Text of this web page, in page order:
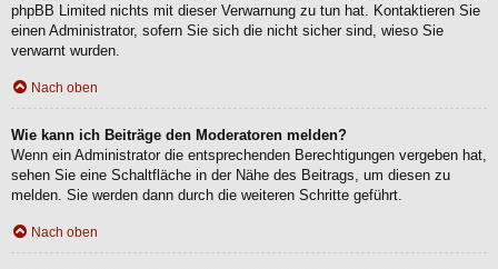
phpBB Limited nichts mit dieser Verwarnung zu tun hat. Kontaktieren Sie
einen Administrator, sofern Sie sich die nicht sicher sind, wieso Sie
verwarnt wurden.
Nach oben
Wie kann ich Beiträge den Moderatoren melden?
Wenn ein Administrator die entsprechenden Berechtigungen vergeben hat,
sehen Sie eine Schaltfläche in der Nähe des Beitrags, um diesen zu
melden. Sie werden dann durch die weiteren Schritte geführt.
Nach oben